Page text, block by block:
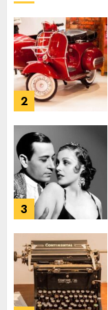
2
3